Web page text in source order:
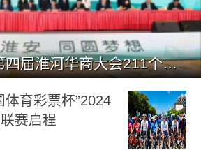
淮安成功举办第四届淮河华商大会211个签约项目 总投资1486.
体育彩票杯”2024
赛启程